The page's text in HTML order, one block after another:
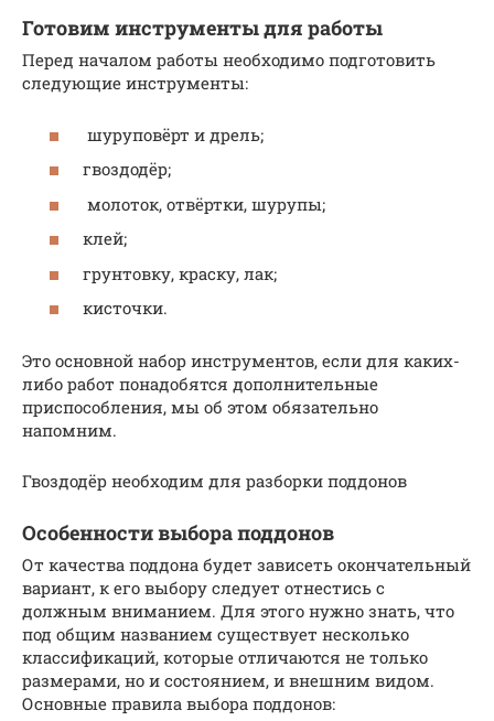
Готовим инструменты для работы
Перед началом работы необходимо подготовить
следующие инструменты:
шуруповёрт и дрель;
гвоздодёр;
молоток, отвёртки, шурупы;
клей;
грунтовку, краску, лак;
кисточки.
Это основной набор инструментов, если для каких-
либо работ понадобятся дополнительные
приспособления, мы об этом обязательно
напомним.
Гвоздодёр необходим для разборки поддонов
Особенности выбора поддонов
От качества поддона будет зависеть окончательный
вариант, к его выбору следует отнестись с
должным вниманием. Для этого нужно знать, что
под общим названием существует несколько
классификаций, которые отличаются не только
размерами, но и состоянием, и внешним видом.
Основные правила выбора поддонов: